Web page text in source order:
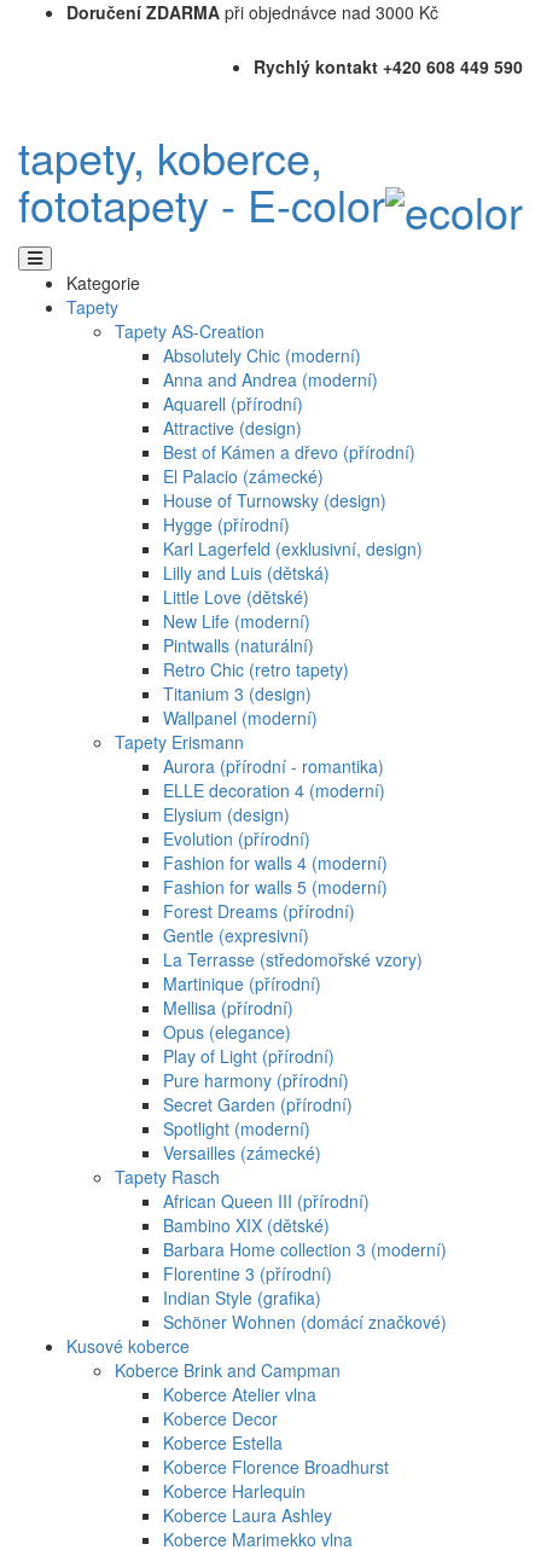
Doručení ZDARMA při objednávce nad 3000 Kč
Rychlý kontakt +420 608 449 590
tapety, koberce,
fototapety - E-color
Kategorie
Tapety
Tapety AS-Creation
Absolutely Chic (moderní)
Anna and Andrea (moderní)
Aquarell (přírodní)
Attractive (design)
Best of Kámen a dřevo (přírodní)
El Palacio (zámecké)
House of Turnowsky (design)
Hygge (přírodní)
Karl Lagerfeld (exklusivní, design)
Lilly and Luis (dětská)
Little Love (dětské)
New Life (moderní)
Pintwalls (naturální)
Retro Chic (retro tapety)
Titanium 3 (design)
Wallpanel (moderní)
Tapety Erismann
Aurora (přírodní - romantika)
ELLE decoration 4 (moderní)
Elysium (design)
Evolution (přírodní)
Fashion for walls 4 (moderní)
Fashion for walls 5 (moderní)
Forest Dreams (přírodní)
Gentle (expresivní)
La Terrasse (středomořské vzory)
Martinique (přírodní)
Mellisa (přírodní)
Opus (elegance)
Play of Light (přírodní)
Pure harmony (přírodní)
Secret Garden (přírodní)
Spotlight (moderní)
Versailles (zámecké)
Tapety Rasch
African Queen III (přírodní)
Bambino XIX (dětské)
Barbara Home collection 3 (moderní)
Florentine 3 (přírodní)
Indian Style (grafika)
Schöner Wohnen (domácí značkové)
Kusové koberce
Koberce Brink and Campman
Koberce Atelier vlna
Koberce Decor
Koberce Estella
Koberce Florence Broadhurst
Koberce Harlequin
Koberce Laura Ashley
Koberce Marimekko vlna